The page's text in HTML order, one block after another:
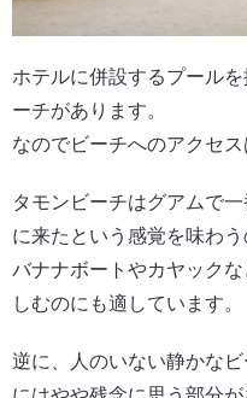
ホテルに併設するプール
ーチがあります。
なのでビーチへのアクセ
タモンビーチはグアムで
に来たという感覚を味わ
バナナボートやカヤック
しむのにも適しています。
逆に、人のいない静かな